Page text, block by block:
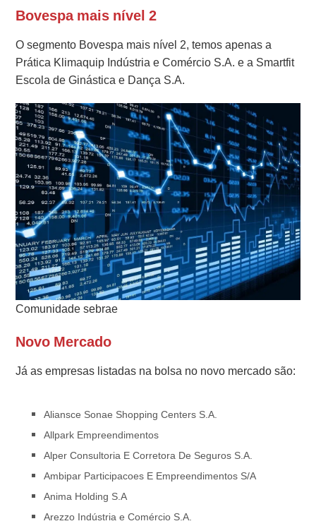
Bovespa mais nível 2
O segmento Bovespa mais nível 2, temos apenas a
Prática Klimaquip Indústria e Comércio S.A. e a Smartfit
Escola de Ginástica e Dança S.A.
Comunidade sebrae
Novo Mercado
Já as empresas listadas na bolsa no novo mercado são:
Aliansce Sonae Shopping Centers S.A.
Allpark Empreendimentos
Alper Consultoria E Corretora De Seguros S.A.
Ambipar Participacoes E Empreendimentos S/A
Anima Holding S.A
Arezzo Indústria e Comércio S.A.